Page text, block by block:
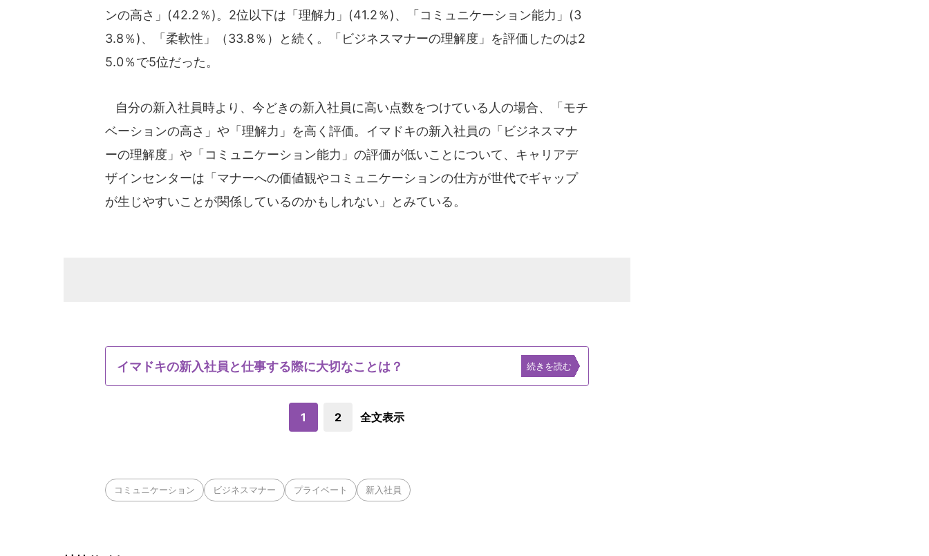
ンの高さ」(42.2％)。2位以下は「理解力」(41.2％)、「コミュニケーション能力」(3
3.8％)、「柔軟性」（33.8％）と続く。「ビジネスマナーの理解度」を評価したのは2
5.0％で5位だった。
自分の新入社員時より、今どきの新入社員に高い点数をつけている人の場合、「モチ
ベーションの高さ」や「理解力」を高く評価。イマドキの新入社員の「ビジネスマナ
ーの理解度」や「コミュニケーション能力」の評価が低いことについて、キャリアデ
ザインセンターは「マナーへの価値観やコミュニケーションの仕方が世代でギャップ
が生じやすいことが関係しているのかもしれない」とみている。
イマドキの新入社員と仕事する際に大切なことは？ 続きを読む
1 2 全文表示
コミュニケーション ビジネスマナー プライベート 新入社員